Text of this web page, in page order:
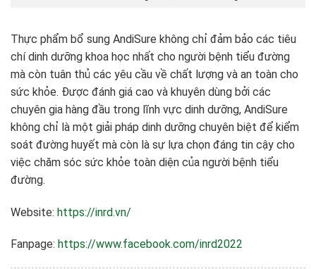
Thực phẩm bổ sung AndiSure không chỉ đảm bảo các tiêu
chí dinh dưỡng khoa học nhất cho người bệnh tiểu đường
mà còn tuân thủ các yêu cầu về chất lượng và an toàn cho
sức khỏe. Được đánh giá cao và khuyên dùng bởi các
chuyên gia hàng đầu trong lĩnh vực dinh dưỡng, AndiSure
không chỉ là một giải pháp dinh dưỡng chuyên biệt để kiểm
soát đường huyết mà còn là sự lựa chọn đáng tin cậy cho
việc chăm sóc sức khỏe toàn diện của người bệnh tiểu
đường.
Website: https://inrd.vn/
Fanpage: https://www.facebook.com/inrd2022